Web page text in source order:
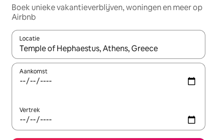
Boek unieke vakantieverblijven, woningen en meer op
Airbnb
Locatie
Wanneer er resultaten beschikbaar zijn, maak je een keuze
Aankomst
Vertrek